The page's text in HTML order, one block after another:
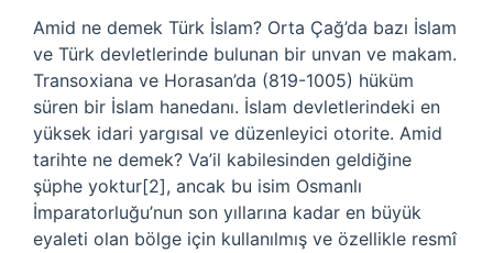
Amid ne demek Türk İslam? Orta Çağ’da bazı İslam
ve Türk devletlerinde bulunan bir unvan ve makam.
Transoxiana ve Horasan’da (819-1005) hüküm
süren bir İslam hanedanı. İslam devletlerindeki en
yüksek idari yargısal ve düzenleyici otorite. Amid
tarihte ne demek? Va’il kabilesinden geldiğine
şüphe yoktur[2], ancak bu isim Osmanlı
İmparatorluğu’nun son yıllarına kadar en büyük
eyaleti olan bölge için kullanılmış ve özellikle resmî